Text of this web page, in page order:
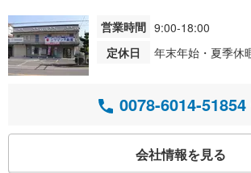
営業時間 9:00-18:00
定休日
年末年始・夏季休
0078-6014-51854
会社情報を見る